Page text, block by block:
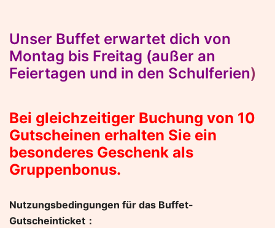
Unser Buffet erwartet dich von
Montag bis Freitag (außer an
Feiertagen und in den Schulferien)
Bei gleichzeitiger Buchung von 10
Gutscheinen erhalten Sie ein
besonderes Geschenk als
Gruppenbonus.
Nutzungsbedingungen für das Buffet-
Gutscheinticket：